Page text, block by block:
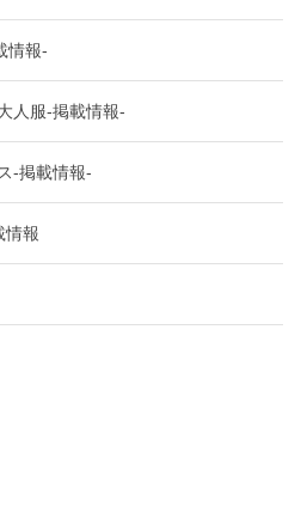
情報-
人服-掲載情報-
-掲載情報-
情報